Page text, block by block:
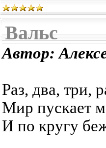
Вальс
Автор:
Раз, два, три,
Мир пускает
И по кругу